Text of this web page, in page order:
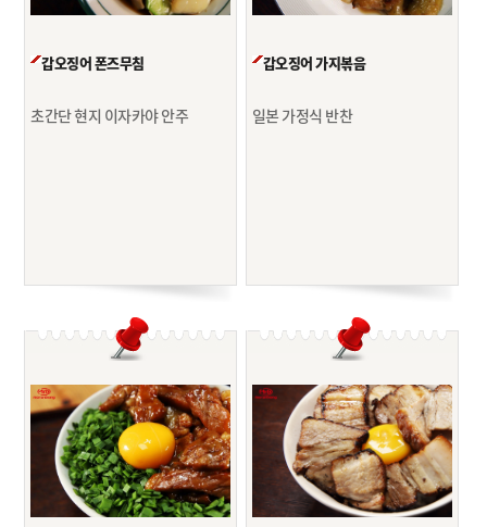
갑오징어 폰즈무침
초간단 현지 이자카야 안주
갑오징어 가지볶음
일본 가정식 반찬